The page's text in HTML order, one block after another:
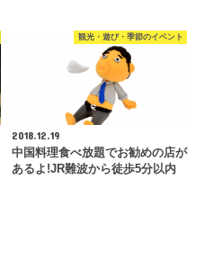
観光・遊び・季節のイベント
2018.12.19
中国料理食べ放題でお勧めの店が
あるよ!JR難波から徒歩5分以内